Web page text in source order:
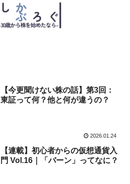
【今更聞けない株の話】第3回：
東証って何？他と何が違うの？
2026.01.24
【連載】初心者からの仮想通貨入
門 Vol.16｜「バーン」ってなに？